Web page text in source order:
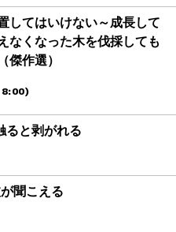
してはいけない～成長して
なくなった木を伐採しても
傑作選）
ると剥がれる
聞こえる